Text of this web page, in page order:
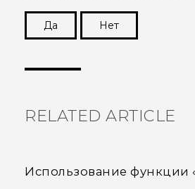
Да
Нет
RELATED ARTICLE
Использование функции